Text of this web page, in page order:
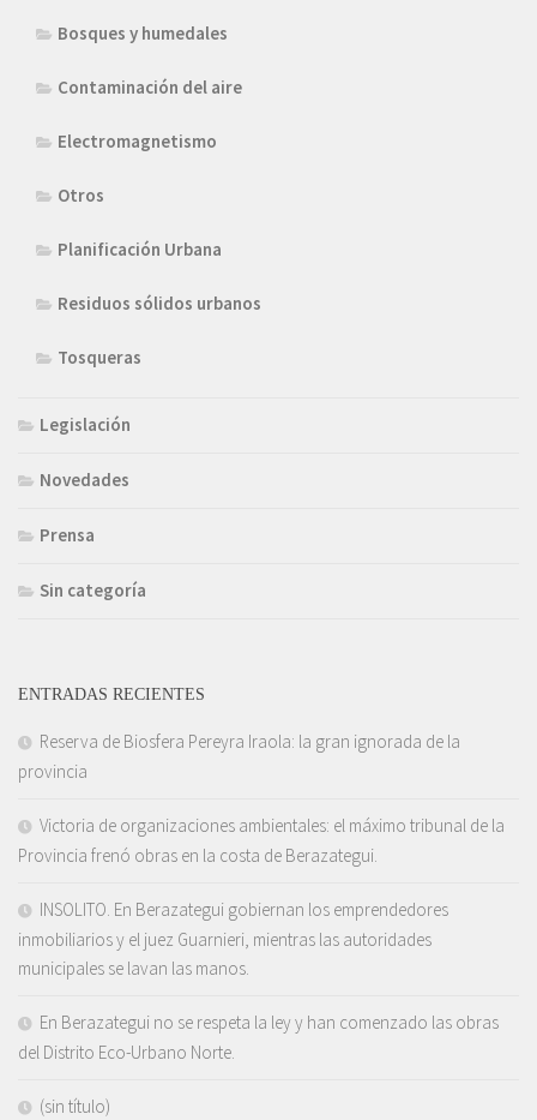
Bosques y humedales
Contaminación del aire
Electromagnetismo
Otros
Planificación Urbana
Residuos sólidos urbanos
Tosqueras
Legislación
Novedades
Prensa
Sin categoría
ENTRADAS RECIENTES
Reserva de Biosfera Pereyra Iraola: la gran ignorada de la
provincia
Victoria de organizaciones ambientales: el máximo tribunal de la
Provincia frenó obras en la costa de Berazategui.
INSOLITO. En Berazategui gobiernan los emprendedores
inmobiliarios y el juez Guarnieri, mientras las autoridades
municipales se lavan las manos.
En Berazategui no se respeta la ley y han comenzado las obras
del Distrito Eco-Urbano Norte.
(sin título)